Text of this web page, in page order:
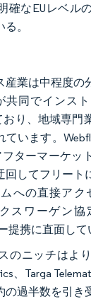
確なEUレベル
。
産業は中程度の
共同でインス
おり、地域専門
います。
ターマーケッ
回してフリート
への直接アク
クスワーゲン
提携に直面して
のニッチはよ
、Targa
の過半数を引き